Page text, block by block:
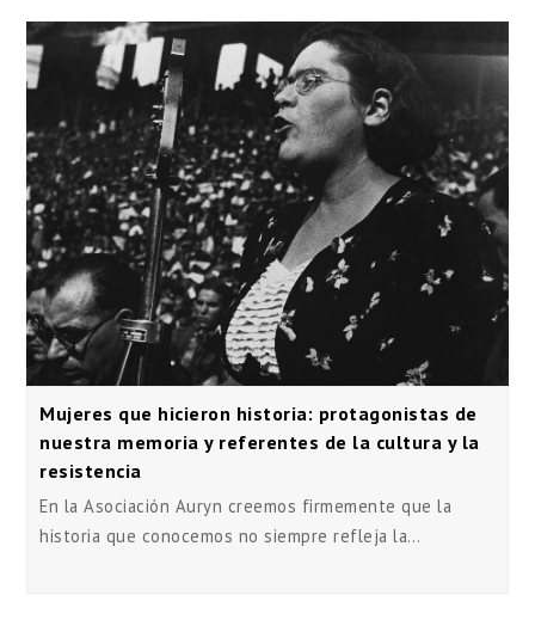
Mujeres que hicieron historia: protagonistas de
nuestra memoria y referentes de la cultura y la
resistencia
En la Asociación Auryn creemos firmemente que la
historia que conocemos no siempre refleja la…